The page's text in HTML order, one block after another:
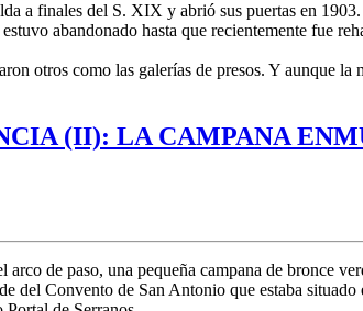
a finales del S. XIX y abrió sus puertas en
abandonado hasta que recientemente fue
otros como las galerías de presos. Y aunque
(II): LA CAMPANA
de paso, una pequeña campana de bronce
del Convento de San Antonio que estaba